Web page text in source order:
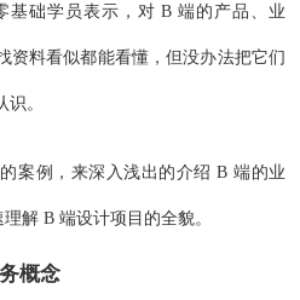
基础学员表示，对 B 端的产品、业
资料看似都能看懂，但没办法把它们
。
案例，来深入浅出的介绍 B 端的业
解 B 端设计项目的全貌。
概念